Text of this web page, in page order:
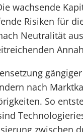
wachsende
Risiken für
Neutralität
nach
So